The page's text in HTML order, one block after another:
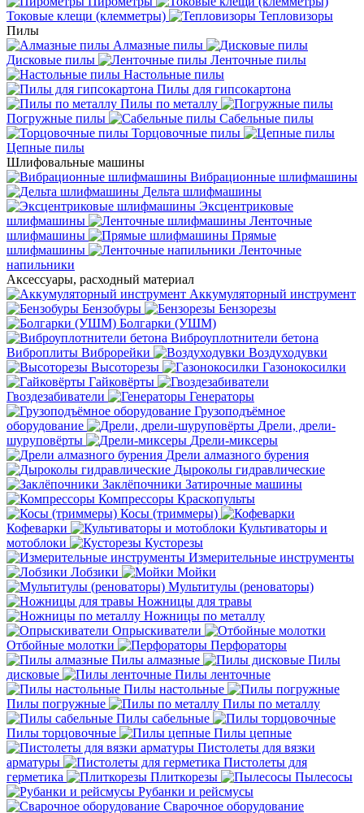
Токовые клещи (клемметры)
Тепловизоры
Пилы
Алмазные пилы
Дисковые пилы
Ленточные пилы
Настольные пилы
Пилы для гипсокартона
Пилы по металлу
Погружные пилы
Сабельные пилы
Торцовочные пилы
Цепные пилы
Шлифовальные машины
Вибрационные шлифмашины
Дельта шлифмашины
Эксцентриковые
шлифмашины
Ленточные
шлифмашины
Прямые
шлифмашины
Ленточные
напильники
Аксессуары, расходный материал
Аккумуляторный инструмент
Бензобуры
Бензорезы
Болгарки (УШМ)
Виброуплотнители бетона
Виброплиты Виброрейки
Воздуходувки
Высоторезы
Газонокосилки
Гайковёрты
Гвоздезабиватели
Генераторы
Грузоподъёмное
оборудование
Дрели, дрели-
шуруповёрты
Дрели-миксеры
Дрели алмазного бурения
Дыроколы гидравлические
Заклёпочники Затирочные машины
Компрессоры Краскопульты
Косы (триммеры)
Кофеварки
Культиваторы и
мотоблоки
Кусторезы
Измерительные инструменты
Лобзики
Мойки
Мультитулы (реноваторы)
Ножницы для травы
Ножницы по металлу
Опрыскиватели
Отбойные молотки
Перфораторы
Пилы алмазные
Пилы
дисковые
Пилы ленточные
Пилы настольные
Пилы погружные
Пилы по металлу
Пилы сабельные
Пилы торцовочные
Пилы цепные
Пистолеты для вязки
арматуры
Пистолеты для
герметика
Плиткорезы
Пылесосы
Рубанки и рейсмусы
Сварочное оборудование